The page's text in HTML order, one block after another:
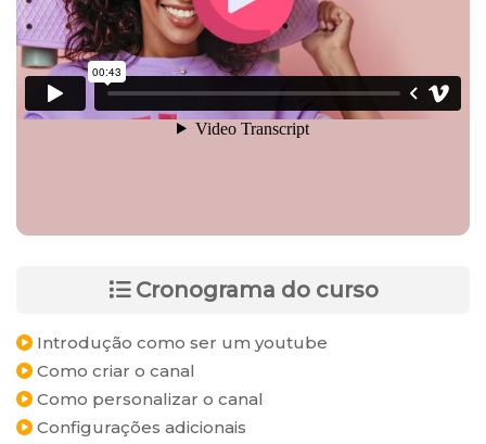
Cronograma do curso
Introdução como ser um youtube
Como criar o canal
Como personalizar o canal
Configurações adicionais